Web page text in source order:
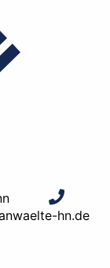
hn.de